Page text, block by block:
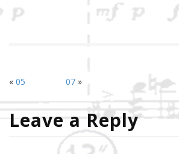
« 05 07»
Leave a Reply